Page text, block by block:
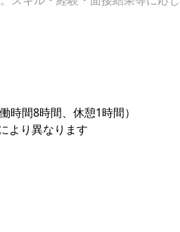
時間8時間、休憩1時間）
より異なります